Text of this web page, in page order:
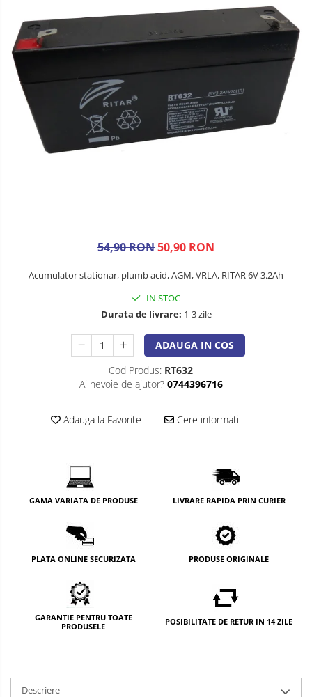
54,90 RON50,90 RON
Acumulator stationar, plumb acid, AGM, VRLA, RITAR 6V 3.2Ah
IN STOC
Durata de livrare: 1-3 zile
ADAUGA IN COS
Cod Produs: RT632
Ai nevoie de ajutor? 0744396716
Adauga la Favorite Cere informatii
GAMA VARIATA DE PRODUSE LIVRARE RAPIDA PRIN CURIER
PLATA ONLINE SECURIZATA PRODUSE ORIGINALE
GARANTIE PENTRU TOATE
PRODUSELE
POSIBILITATE DE RETUR IN 14 ZILE
Descriere